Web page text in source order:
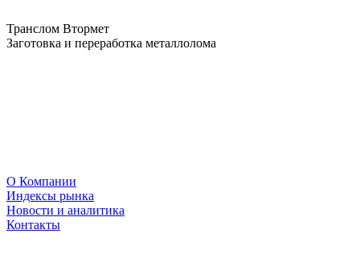
Транслом Втормет
Заготовка и переработка металлолома
О Компании
Индексы рынка
Новости и аналитика
Контакты